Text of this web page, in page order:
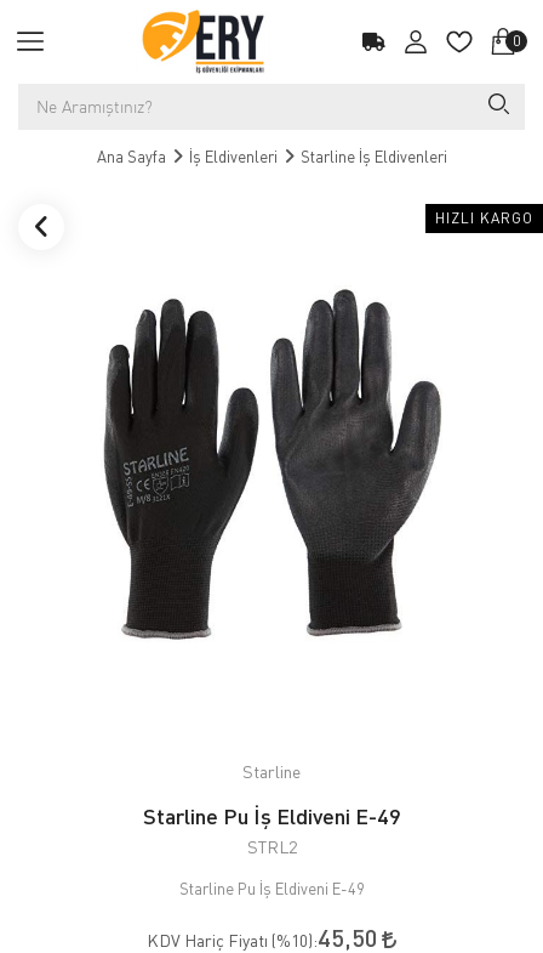
0
Ana Sayfa İş Eldivenleri Starline İş Eldivenleri
HIZLI KARGO
Starline
Starline Pu İş Eldiveni E-49
STRL2
Starline Pu İş Eldiveni E-49
KDV Hariç Fiyatı (%10):45,50